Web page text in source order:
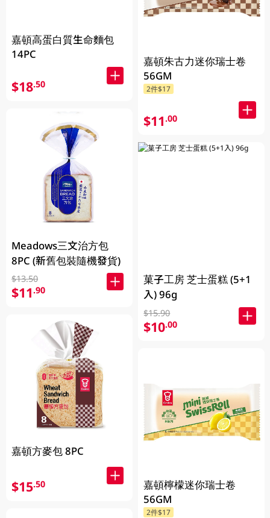
嘉頓高蛋白質生命麵包
14PC
$18.50
Meadows三文治方包
8PC (新舊包裝隨機發貨)
$13.50
$11.90
嘉頓方麥包 8PC
$15.50
嘉頓朱古力迷你瑞士卷
56GM
2件$17
$11.00
菓子工房 芝士蛋糕 (5+1
入) 96g
$15.90
$10.00
嘉頓檸檬迷你瑞士卷
56GM
2件$17